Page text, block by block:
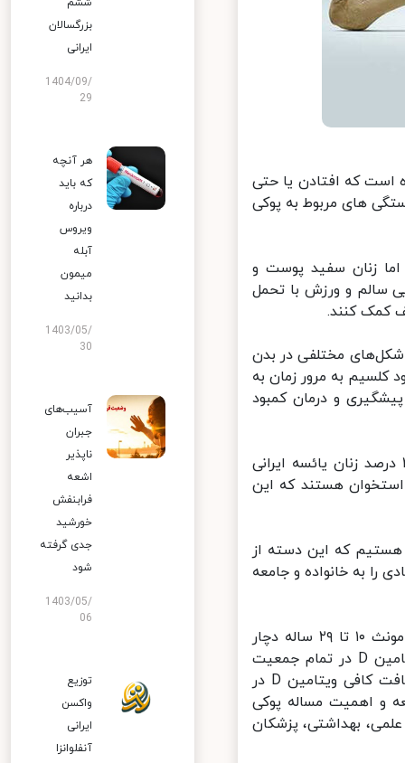
که افتادن یا حتی
های مربوط به پوکی
زنان سفید پوست و
سالم و ورزش با تحمل
کمک کنند.
مختلفی در بدن
به مرور زمان به
و درمان کمبود
آخرین مطالعات کشوری دانشگاه علوم پزشکی شهید بهشتی، ۳۲ درصد زنان یائسه ایرانی
هستند که این
سنین زیر ۳۰ سال در کشور هستیم که این دسته از
به خانواده و جامعه
مطالعات انجام شده نیز در تهران نشان می دهد حدود ۷۵ درصد از افراد مونث ۱۰ تا ۲۹ ساله دچار
کمبود ویتامین D هستند، یافته ها نشان می دهد شیوع بالای کمبود ویتامین D در تمام جمعیت
مورد مطالعه و به ویژه زنان در سنین باروری است. با توجه به اهمیت دریافت کافی ویتامین D در
و اهمیت مساله پوکی
بهداشتی، پزشکان
بزرگسالان
ایرانی
1404/09/
29
هر آنچه
که باید
درباره
ویروس
آبله
میمون
بدانید
1403/05/
30
آسیب‌های
جبران
ناپذیر
اشعه
فرابنفش
خورشید
جدی گرفته
شود
1403/05/
06
توزیع
واکسن
ایرانی
آنفلوانزا